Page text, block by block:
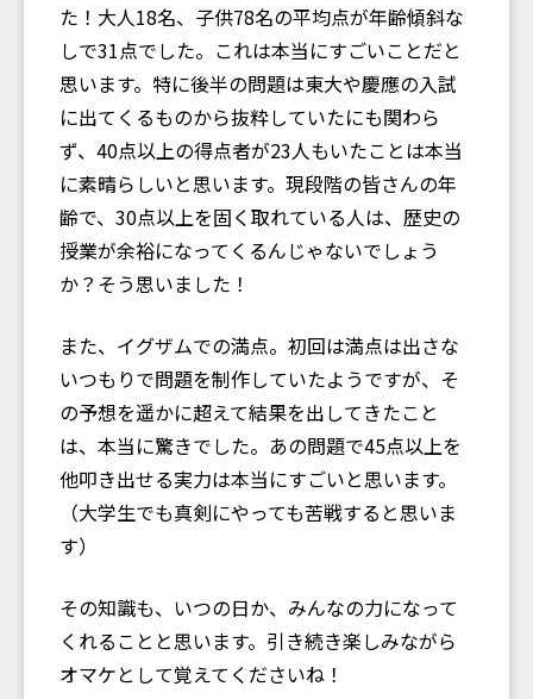
た！大人18名、子供78名の平均点が年齢傾斜な
しで31点でした。これは本当にすごいことだと
思います。特に後半の問題は東大や慶應の入試
に出てくるものから抜粋していたにも関わら
ず、40点以上の得点者が23人もいたことは本当
に素晴らしいと思います。現段階の皆さんの年
齢で、30点以上を固く取れている人は、歴史の
授業が余裕になってくるんじゃないでしょう
か？そう思いました！
また、イグザムでの満点。初回は満点は出さな
いつもりで問題を制作していたようですが、そ
の予想を遥かに超えて結果を出してきたこと
は、本当に驚きでした。あの問題で45点以上を
他叩き出せる実力は本当にすごいと思います。
（大学生でも真剣にやっても苦戦すると思いま
す）
その知識も、いつの日か、みんなの力になって
くれることと思います。引き続き楽しみながら
オマケとして覚えてくださいね！